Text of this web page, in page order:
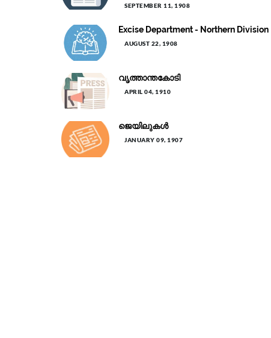
SEPTEMBER 11, 1908
Excise Department - Northern Division
AUGUST 22, 1908
വൃത്താന്തകോടി
APRIL 04, 1910
ജെയിലുകൾ
JANUARY 09, 1907